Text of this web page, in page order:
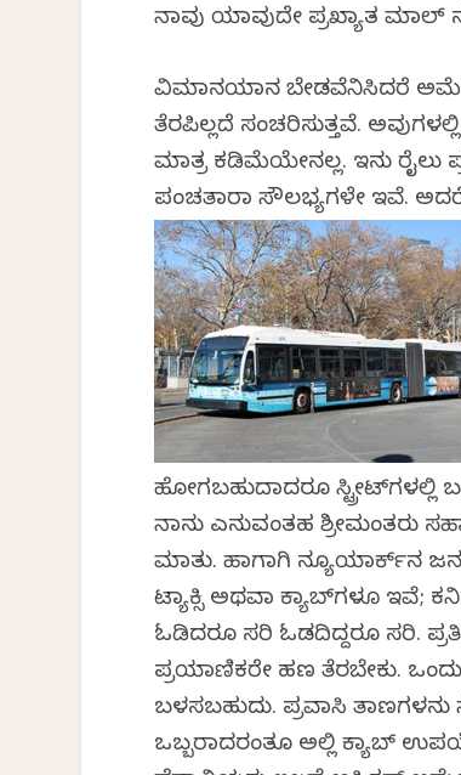
ನಾವು ಯಾವುದೇ ಪ್ರಖ್ಯಾತ ಮಾಲ್
ವಿಮಾನಯಾನ ಬೇಡವೆನ್ನಿಸಿದರೆ
ತೆರಪಿಲ್ಲದೆ ಸಂಚರಿಸುತ್ತವೆ.
ಮಾತ್ರ ಕಡಿಮೆಯೇನಲ್ಲ. ಇನ್ನು
ಪಂಚತಾರಾ ಸೌಲಭ್ಯಗಳೇ ಇವೆ.
ಹೋಗಬಹುದಾದರೂ ಸ್ಟ್ರೀಟ್‌ಗಳಲ್ಲಿ
ನಾನು ಎನ್ನುವಂತಹ ಶ್ರೀಮಂತರು
ಮಾತು. ಹಾಗಾಗಿ ನ್ಯೂಯಾರ್ಕ್‌ನ
ಟ್ಯಾಕ್ಸಿ ಅಥವಾ ಕ್ಯಾಬ್‌ಗಳೂ ಇವೆ;
ಓಡಿದರೂ ಸರಿ ಓಡದಿದ್ದರೂ ಸರಿ.
ಪ್ರಯಾಣಿಕರೇ ಹಣ ತೆರಬೇಕು.
ಬಳಸಬಹುದು. ಪ್ರವಾಸಿ
ಒಬ್ಬರಾದರಂತೂ ಅಲ್ಲಿ ಕ್ಯಾಬ್